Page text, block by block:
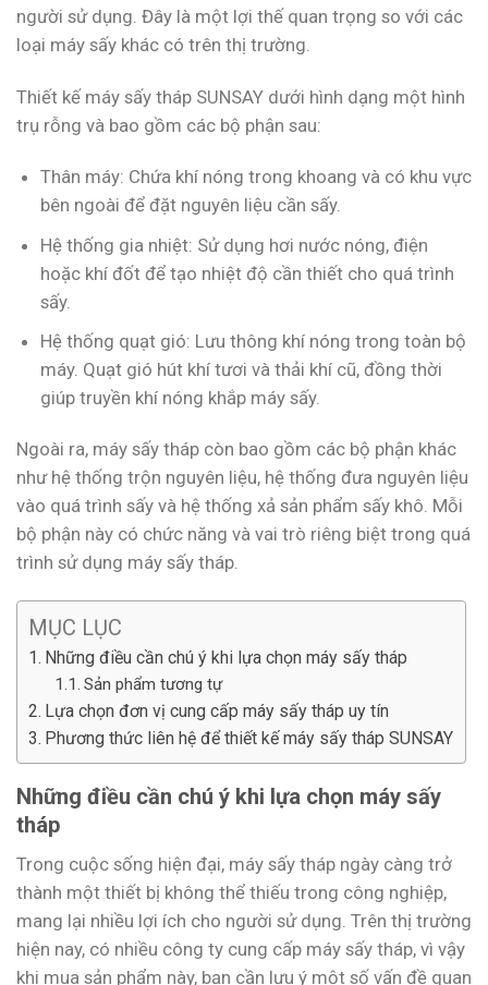
người sử dụng. Đây là một lợi thế quan trọng so với các
loại máy sấy khác có trên thị trường.
Thiết kế máy sấy tháp SUNSAY dưới hình dạng một hình
trụ rỗng và bao gồm các bộ phận sau:
Thân máy: Chứa khí nóng trong khoang và có khu vực
bên ngoài để đặt nguyên liệu cần sấy.
Hệ thống gia nhiệt: Sử dụng hơi nước nóng, điện
hoặc khí đốt để tạo nhiệt độ cần thiết cho quá trình
sấy.
Hệ thống quạt gió: Lưu thông khí nóng trong toàn bộ
máy. Quạt gió hút khí tươi và thải khí cũ, đồng thời
giúp truyền khí nóng khắp máy sấy.
Ngoài ra, máy sấy tháp còn bao gồm các bộ phận khác
như hệ thống trộn nguyên liệu, hệ thống đưa nguyên liệu
vào quá trình sấy và hệ thống xả sản phẩm sấy khô. Mỗi
bộ phận này có chức năng và vai trò riêng biệt trong quá
trình sử dụng máy sấy tháp.
MỤC LỤC
Những điều cần chú ý khi lựa chọn máy sấy tháp
Sản phẩm tương tự
Lựa chọn đơn vị cung cấp máy sấy tháp uy tín
Phương thức liên hệ để thiết kế máy sấy tháp SUNSAY
Những điều cần chú ý khi lựa chọn máy sấy
tháp
Trong cuộc sống hiện đại, máy sấy tháp ngày càng trở
thành một thiết bị không thể thiếu trong công nghiệp,
mang lại nhiều lợi ích cho người sử dụng. Trên thị trường
hiện nay, có nhiều công ty cung cấp máy sấy tháp, vì vậy
khi mua sản phẩm này, bạn cần lưu ý một số vấn đề quan